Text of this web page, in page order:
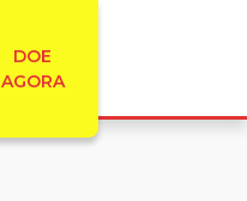
DOE
AGORA